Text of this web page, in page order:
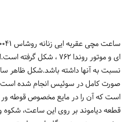
ای و موتور روندا
نسبت به آنها داشته باشد.شکل ظاهر
صورت کامل در سوئیس انجام شده است
قطعه دیاموند بر روی این ساعت،